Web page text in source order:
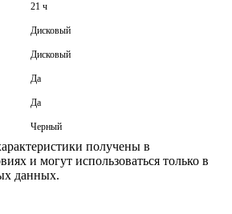
21 ч
Дисковый
Дисковый
Да
Да
Черный
получены в
и могут использоваться только в
данных.